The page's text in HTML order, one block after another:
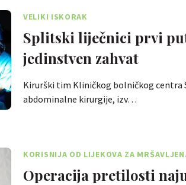
VELIKI ISKORAK
Splitski liječnici prvi
jedinstven zahvat
Kirurški tim Kliničkog bolničkog centra
abdominalne kirurgije, izv…
KORISNIJA OD LIJEKOVA ZA
Operacija pretilosti